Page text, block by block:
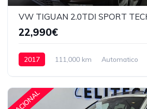
22,990€
2017 111,000 km Automatico
NACIONAL